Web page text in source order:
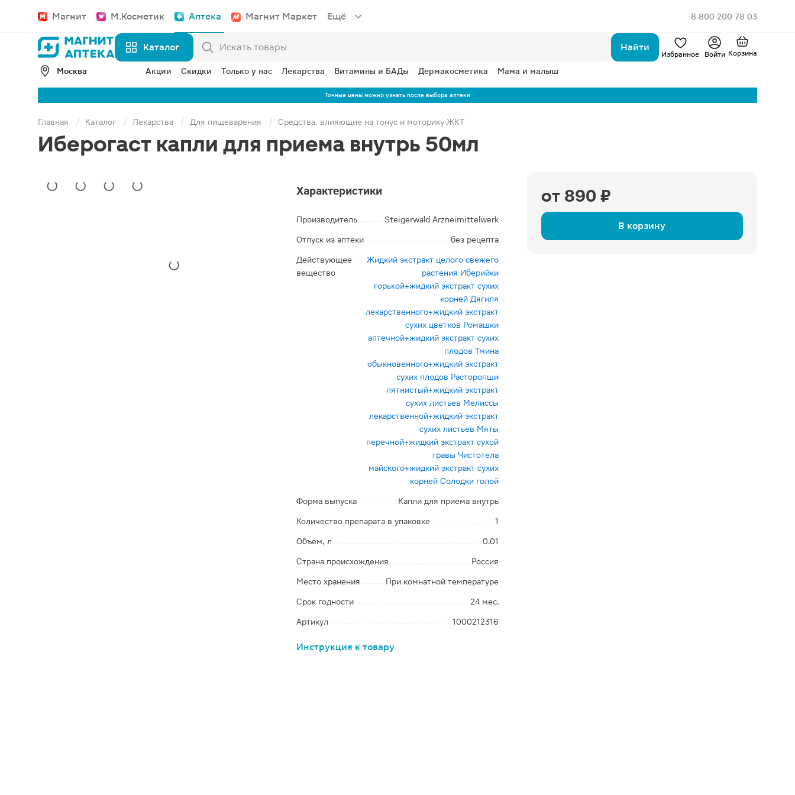
Магнит М.Косметик Аптека Магнит Маркет Ещё 8 800 200 78 03
Каталог Найти
Избранное Войти Корзина
Москва Акции Скидки Только у нас Лекарства Витамины и БАДы Дермакосметика Мама и малыш
Точные цены можно узнать после выбора аптеки
Главная Каталог Лекарства Для пищеварения Средства, влияющие на тонус и моторику ЖКТ
Иберогаст капли для приема внутрь 50мл
от 890 ₽
В корзину
Характеристики
Производитель Steigerwald Arzneimittelwerk
Отпуск из аптеки без рецепта
Действующее
вещество
Жидкий экстракт целого свежего
растения Иберийки
горькой+жидкий экстракт сухих
корней Дягиля
лекарственного+жидкий экстракт
сухих цветков Ромашки
аптечной+жидкий экстракт сухих
плодов Тмина
обыкновенного+жидкий экстракт
сухих плодов Расторопши
пятнистый+жидкий экстракт
сухих листьев Мелиссы
лекарственной+жидкий экстракт
сухих листьев Мяты
перечной+жидкий экстракт сухой
травы Чистотела
майского+жидкий экстракт сухих
корней Солодки голой
Форма выпуска Капли для приема внутрь
Количество препарата в упаковке 1
Объем, л 0.01
Страна происхождения Россия
Место хранения При комнатной температуре
Срок годности 24 мес.
Артикул 1000212316
Инструкция к товару